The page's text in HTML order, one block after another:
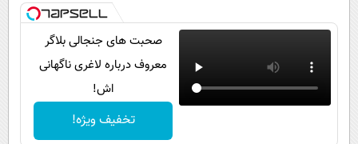
صحبت های جنجالی بلاگر
معروف درباره لاغری ناگهانی
اش!
تخفیف ویژه!